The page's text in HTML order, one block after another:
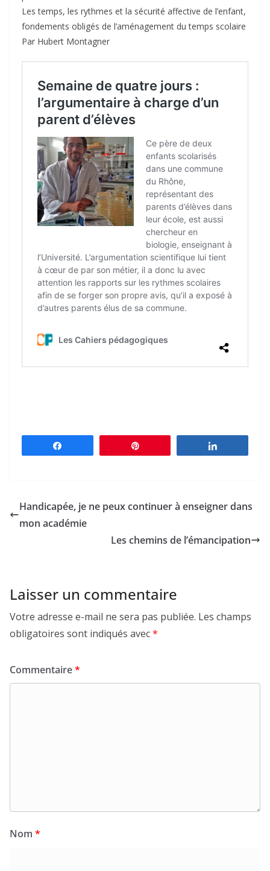
Les temps, les rythmes et la sécurité affective de l’enfant,
fondements obligés de l’aménagement du temps scolaire
Par Hubert Montagner
Handicapée, je ne peux continuer à enseigner dans
mon académie
Les chemins de l’émancipation
Laisser un commentaire
Votre adresse e-mail ne sera pas publiée. Les champs
obligatoires sont indiqués avec*
Commentaire*
Nom *